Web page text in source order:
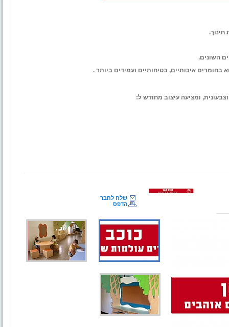
חינוך.
השונים.
איכותיים, בטיחותיים ועמידים ביותר .
ומציעה עיצוב מחודש ל:
שלח לחבר
הדפס